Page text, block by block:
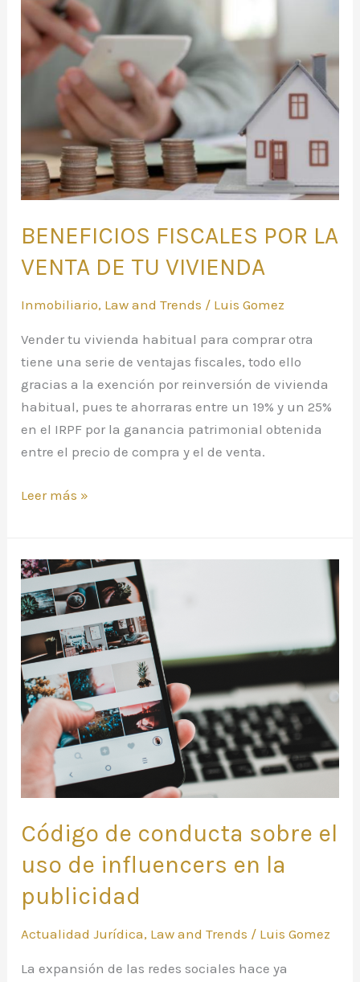
BENEFICIOS FISCALES POR LA
VENTA DE TU VIVIENDA
Inmobiliario, Law and Trends / Luis Gomez
Vender tu vivienda habitual para comprar otra
tiene una serie de ventajas fiscales, todo ello
gracias a la exención por reinversión de vivienda
habitual, pues te ahorraras entre un 19% y un 25%
en el IRPF por la ganancia patrimonial obtenida
entre el precio de compra y el de venta.
POR
LA
VENTA
VIVIENDA
Leer más »
Código de conducta sobre el
uso de influencers en la
publicidad
Actualidad Jurídica, Law and Trends / Luis Gomez
La expansión de las redes sociales hace ya
Código
de
conducta
sobre
el
uso
de
influencers
la
publicidad